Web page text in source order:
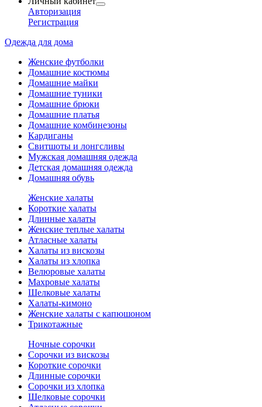
Авторизация
Регистрация
Одежда для дома
Женские футболки
Домашние костюмы
Домашние майки
Домашние туники
Домашние брюки
Домашние платья
Домашние комбинезоны
Кардиганы
Свитшоты и лонгсливы
Мужская домашняя одежда
Детская домашняя одежда
Домашняя обувь
Женские халаты
Короткие халаты
Длинные халаты
Женские теплые халаты
Атласные халаты
Халаты из вискозы
Халаты из хлопка
Велюровые халаты
Махровые халаты
Шелковые халаты
Халаты-кимоно
Женские халаты с капюшоном
Трикотажные
Ночные сорочки
Сорочки из вискозы
Короткие сорочки
Длинные сорочки
Сорочки из хлопка
Шелковые сорочки